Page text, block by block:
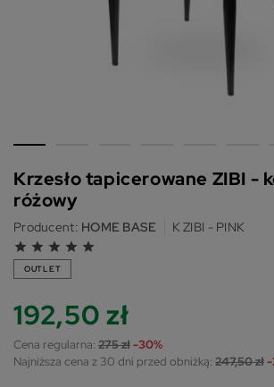
Krzesło tapicerowane ZIBI -
różowy
Producent: HOME BASE K ZIBI - PINK
grade grade grade grade grade
OUTLET
Cena regularna: 275 zł-30%
192,50 zł
Najniższa cena z 30 dni przed obniżką: 247,50 zł-